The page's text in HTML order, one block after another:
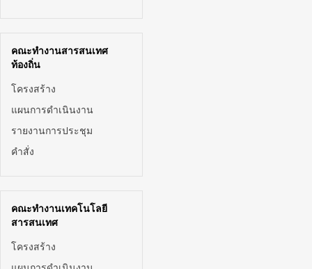
คณะทำงานสารสนเทศ
ท้องถิ่น
โครงสร้าง
แผนการดำเนินงาน
รายงานการประชุม
คำสั่ง
คณะทำงานเทคโนโลยี
สารสนเทศ
โครงสร้าง